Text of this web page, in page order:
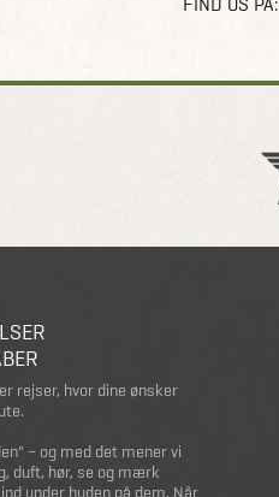
rejser, hvor dine ønsker
– og med det mener vi
duft, hør, se og mærk
under huden på dem. Når